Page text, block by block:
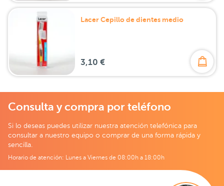
Lacer Cepillo de dientes medio
3,10 €
Consulta y compra por teléfono
Si lo deseas puedes utilizar nuestra atención telefónica para
consultar a nuestro equipo o comprar de una forma rápida y
sencilla.
Horario de atención: Lunes a Viernes de 08:00h a 18:00h